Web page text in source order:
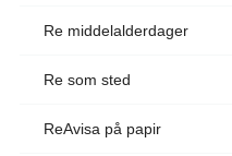
Re middelalderdager
Re som sted
ReAvisa på papir